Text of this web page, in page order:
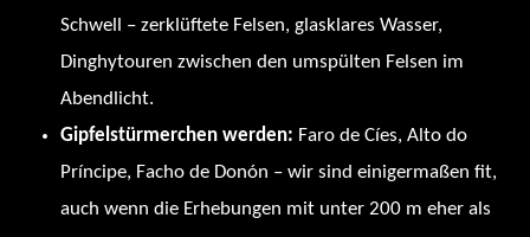
Schwell – zerklüftete Felsen, glasklares Wasser,
Dinghytouren zwischen den umspülten Felsen im
Abendlicht.
Gipfelstürmerchen werden: Faro de Cíes, Alto do
Príncipe, Facho de Donón – wir sind einigermaßen fit,
auch wenn die Erhebungen mit unter 200 m eher als